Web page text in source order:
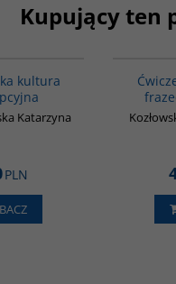
Kupujący ten
kultura
Katarzyna
PLN